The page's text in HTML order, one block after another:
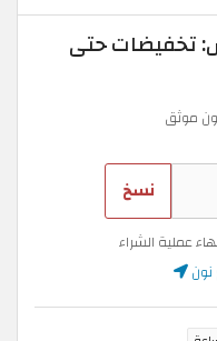
تخفيضات حتى
موثق
نسخ
عملية الشراء